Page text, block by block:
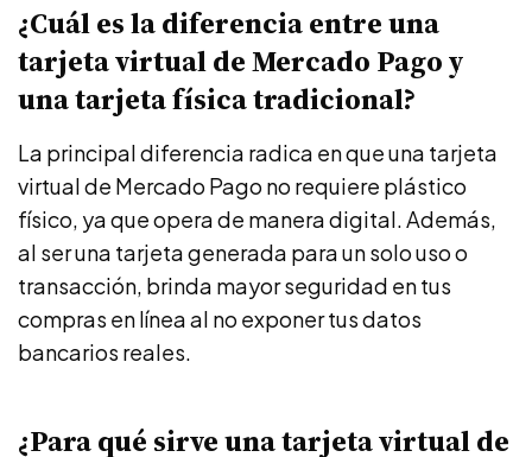
¿Cuál es la diferencia entre una
tarjeta virtual de Mercado Pago y
una tarjeta física tradicional?
La principal diferencia radica en que una tarjeta
virtual de Mercado Pago no requiere plástico
físico, ya que opera de manera digital. Además,
al ser una tarjeta generada para un solo uso o
transacción, brinda mayor seguridad en tus
compras en línea al no exponer tus datos
bancarios reales.
¿Para qué sirve una tarjeta virtual de